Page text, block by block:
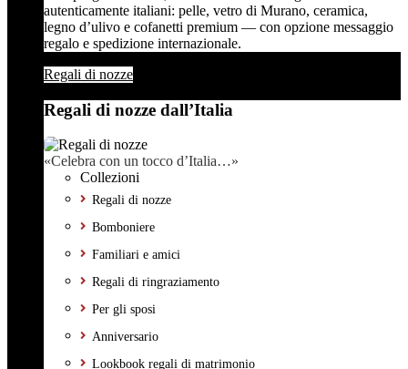
autenticamente italiani: pelle, vetro di Murano, ceramica,
legno d’ulivo e cofanetti premium — con opzione messaggio
regalo e spedizione internazionale.
Regali di nozze
Regali di nozze dall’Italia
«Celebra con un tocco d’Italia…»
Collezioni
Regali di nozze
Bomboniere
Familiari e amici
Regali di ringraziamento
Per gli sposi
Anniversario
Lookbook regali di matrimonio